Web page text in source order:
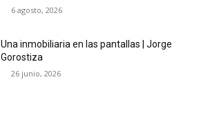
6 agosto, 2026
Una inmobiliaria en las pantallas | Jorge
Gorostiza
26 junio, 2026